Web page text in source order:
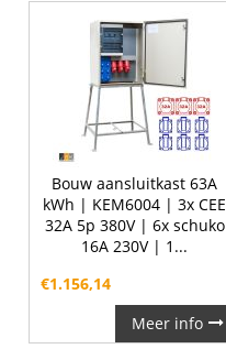
Bouw aansluitkast 63A
kWh | KEM6004 | 3x CEE
32A 5p 380V | 6x schuko
16A 230V | 1...
€1.156,14
Meer info